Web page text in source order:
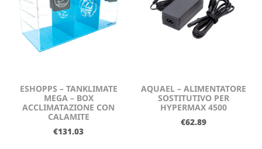
ESHOPPS – TANKLIMATE
MEGA – BOX
ACCLIMATAZIONE CON
CALAMITE
€131.03
AQUAEL – ALIMENTATORE
SOSTITUTIVO PER
HYPERMAX 4500
€62.89